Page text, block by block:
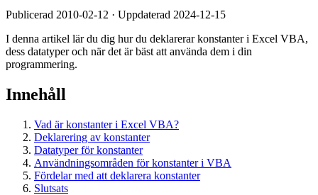
Publicerad 2010-02-12 · Uppdaterad 2024-12-15
I denna artikel lär du dig hur du deklarerar konstanter i Excel VBA,
dess datatyper och när det är bäst att använda dem i din
programmering.
Innehåll
Vad är konstanter i Excel VBA?
Deklarering av konstanter
Datatyper för konstanter
Användningsområden för konstanter i VBA
Fördelar med att deklarera konstanter
Slutsats